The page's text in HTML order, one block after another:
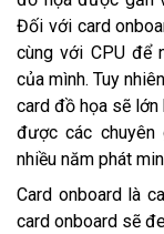
Đối với card
cùng với CPU để
của mình. Tuy
card đồ họa sẽ
được các chuyên
nhiều năm phát
Card onboard là
card onboard sẽ